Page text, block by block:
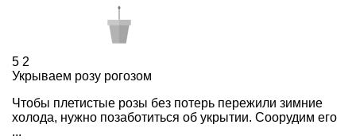
5 2
Укрываем розу рогозом
Чтобы плетистые розы без потерь пережили зимние
холода, нужно позаботиться об укрытии. Соорудим его
...